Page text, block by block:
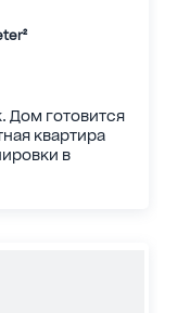
Дом готовится
квартира
в